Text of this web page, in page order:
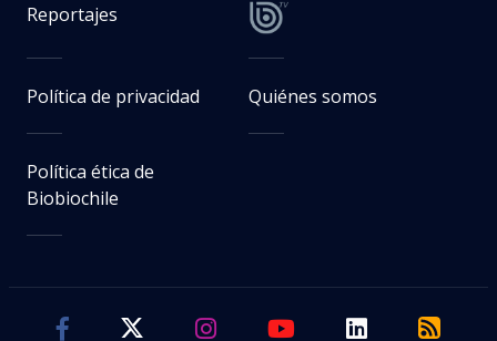
Reportajes
Política de privacidad Quiénes somos
Política ética de
Biobiochile